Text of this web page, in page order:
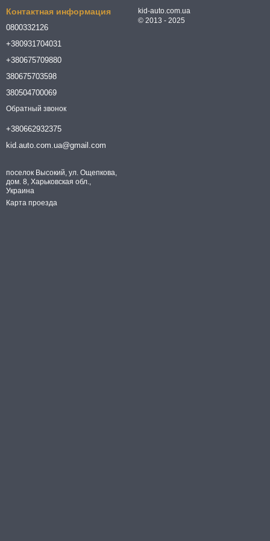
Контактная информация
0800332126
+380931704031
+380675709880
380675703598
380504700069
Обратный звонок
+380662932375
kid.auto.com.ua@gmail.com
поселок Высокий, ул. Ощепкова,
дом. 8, Харьковская обл.,
Украина
Карта проезда
kid-auto.com.ua
© 2013 - 2025